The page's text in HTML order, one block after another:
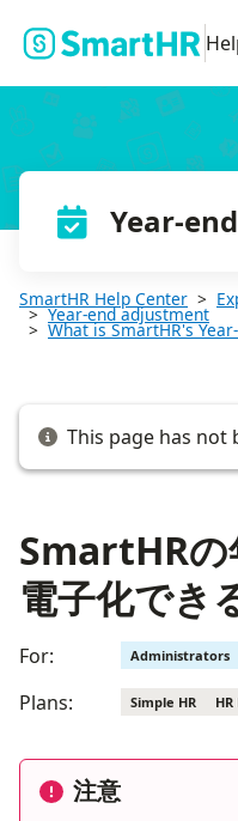
Year-
SmartHR Help Center
Year-end adjustment
What is SmartHR's
This page has not
SmartHRの
電子化でき
For: Administrators
Plans: Simple HR
注意